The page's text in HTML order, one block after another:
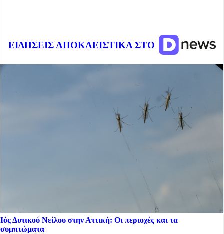
ΕΙΔΗΣΕΙΣ ΑΠΟΚΛΕΙΣΤΙΚΑ ΣΤΟ
Ιός Δυτικού Νείλου στην Αττική: Οι περιοχές και τα
συμπτώματα